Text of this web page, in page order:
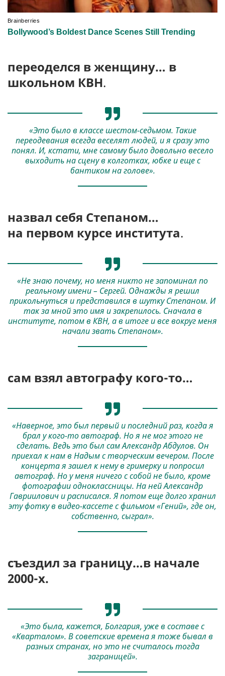
переоделся в женщину… в
школьном КВН.
«Это было в классе шестом-седьмом. Такие
переодевания всегда веселят людей, и я сразу это
понял. И, кстати, мне самому было довольно весело
выходить на сцену в колготках, юбке и еще с
бантиком на голове».
назвал себя Степаном…
на первом курсе института.
«Не знаю почему, но меня никто не запоминал по
реальному имени – Сергей. Однажды я решил
прикольнуться и представился в шутку Степаном. И
так за мной это имя и закрепилось. Сначала в
институте, потом в КВН, а в итоге и все вокруг меня
начали звать Степаном».
сам взял автографу кого-то…
«Наверное, это был первый и последний раз, когда я
брал у кого-то автограф. Но я не мог этого не
сделать. Ведь это был сам Александр Абдулов. Он
приехал к нам в Надым с творческим вечером. После
концерта я зашел к нему в гримерку и попросил
автограф. Но у меня ничего с собой не было, кроме
фотографии одноклассницы. На ней Александр
Гавриилович и расписался. Я потом еще долго хранил
эту фотку в видео-кассете с фильмом «Гений», где он,
собственно, сыграл».
съездил за границу…в начале
2000-х.
«Это была, кажется, Болгария, уже в составе с
«Кварталом». В советские времена я тоже бывал в
разных странах, но это не считалось тогда
заграницей».